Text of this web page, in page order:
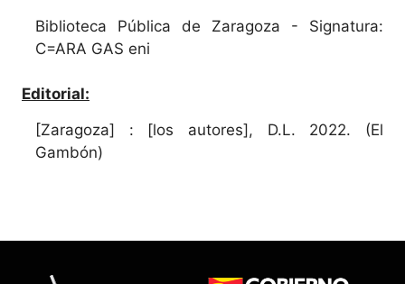
Biblioteca Pública de Zaragoza - Signatura:
C=ARA GAS eni
Editorial:
[Zaragoza] : [los autores], D.L. 2022. (El
Gambón)